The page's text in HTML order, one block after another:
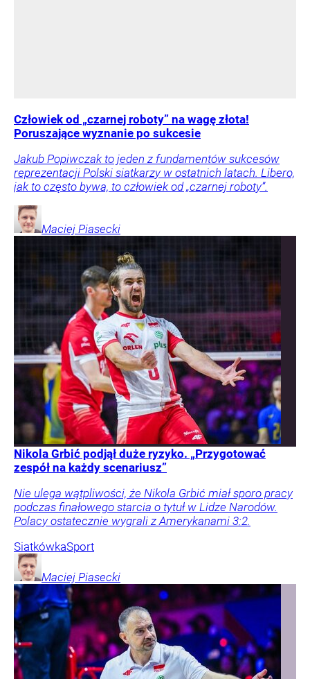
Człowiek od „czarnej roboty” na wagę złota!
Poruszające wyznanie po sukcesie
Jakub Popiwczak to jeden z fundamentów sukcesów
reprezentacji Polski siatkarzy w ostatnich latach. Libero,
jak to często bywa, to człowiek od „czarnej roboty”.
Maciej Piasecki
Nikola Grbić podjął duże ryzyko. „Przygotować
zespół na każdy scenariusz”
Nie ulega wątpliwości, że Nikola Grbić miał sporo pracy
podczas finałowego starcia o tytuł w Lidze Narodów.
Polacy ostatecznie wygrali z Amerykanami 3:2.
SiatkówkaSport
Maciej Piasecki